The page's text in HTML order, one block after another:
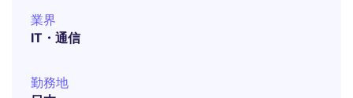
業界
IT・通信
勤務地